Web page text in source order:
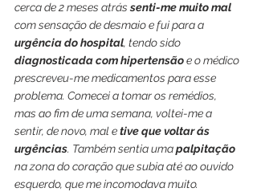
cerca de 2 meses atrás senti-me muito mal
com sensação de desmaio e fui para a
urgência do hospital, tendo sido
diagnosticada com hipertensão e o médico
prescreveu-me medicamentos para esse
problema. Comecei a tomar os remédios,
mas ao fim de uma semana, voltei-me a
sentir, de novo, mal e tive que voltar ás
urgências. Também sentia uma palpitação
na zona do coração que subia até ao ouvido
esquerdo, que me incomodava muito.